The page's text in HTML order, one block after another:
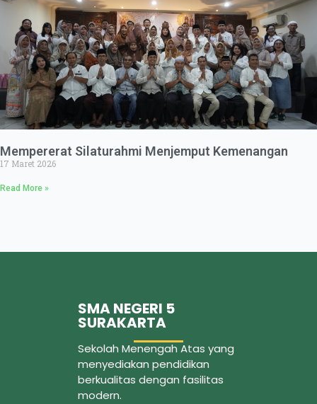
Mempererat Silaturahmi Menjemput Kemenangan
17 Maret 2026
Read More »
SMA NEGERI 5
SURAKARTA
Sekolah Menengah Atas yang
menyediakan pendidikan
berkualitas dengan fasilitas
modern.